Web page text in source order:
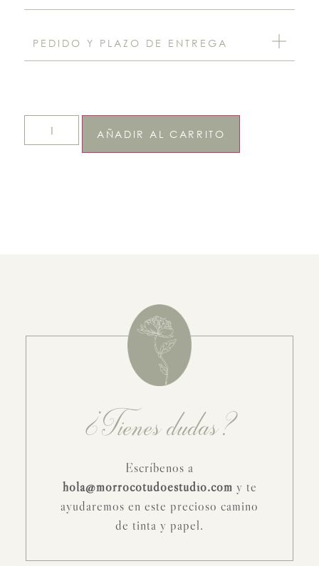
PEDIDO Y PLAZO DE ENTREGA
AÑADIR AL CARRITO
¿Tienes dudas?
Escríbenos a
hola@morrocotudoestudio.com y te
ayudaremos en este precioso camino
de tinta y papel.